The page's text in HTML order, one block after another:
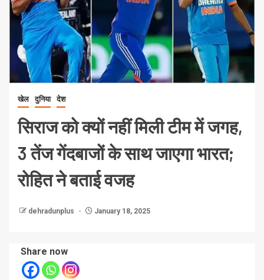
खेल दुनिया देश
सिराज को क्यों नहीं मिली टीम में जगह,
3 तेंज गेंदबाजों के साथ जाएगा भारत;
रोहित ने बताई वजह
dehradunplus January 18, 2025
Share now